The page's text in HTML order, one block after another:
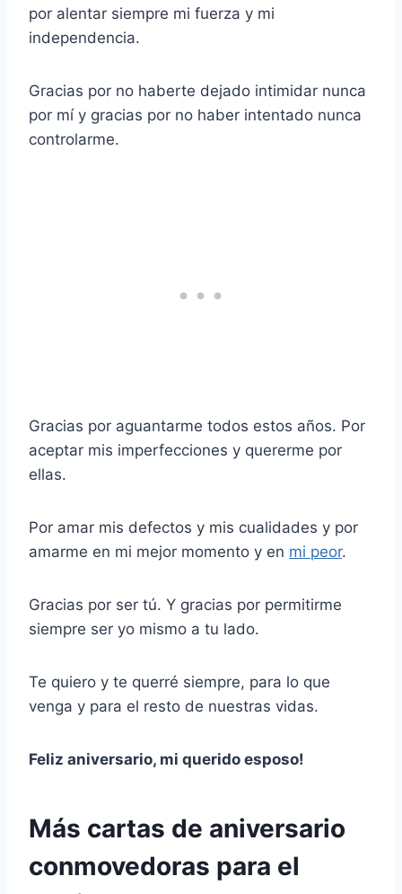
por alentar siempre mi fuerza y mi
independencia.
Gracias por no haberte dejado intimidar nunca
por mí y gracias por no haber intentado nunca
controlarme.
Gracias por aguantarme todos estos años. Por
aceptar mis imperfecciones y quererme por
ellas.
Por amar mis defectos y mis cualidades y por
amarme en mi mejor momento y en mi peor.
Gracias por ser tú. Y gracias por permitirme
siempre ser yo mismo a tu lado.
Te quiero y te querré siempre, para lo que
venga y para el resto de nuestras vidas.
Feliz aniversario, mi querido esposo!
Más cartas de aniversario
conmovedoras para el